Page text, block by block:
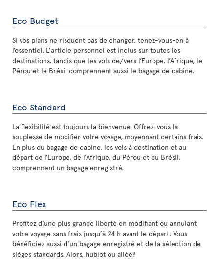
Eco Budget
Si vos plans ne risquent pas de changer, tenez-vous-en à
l’essentiel. L’article personnel est inclus sur toutes les
destinations, tandis que les vols de/vers l’Europe, l’Afrique, le
Pérou et le Brésil comprennent aussi le bagage de cabine.
Eco Standard
La flexibilité est toujours la bienvenue. Offrez-vous la
souplesse de modifier votre voyage, moyennant certains frais.
En plus du bagage de cabine, les vols à destination et au
départ de l’Europe, de l’Afrique, du Pérou et du Brésil,
comprennent un bagage enregistré.
Eco Flex
Profitez d’une plus grande liberté en modifiant ou annulant
votre voyage sans frais jusqu’à 24 h avant le départ. Vous
bénéficiez aussi d'un bagage enregistré et de la sélection de
sièges standards. Alors, hublot ou allée?